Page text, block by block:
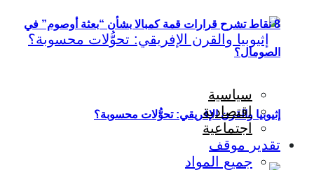
إثيوبيا والقرن الإفريقي: تحوُّلات محسوبة؟
8 نقاط تشرح قرارات قمة كمبالا بشأن “بعثة أوصوم” في
الصومال؟
سياسية
اقتصادية
اجتماعية
تقدير موقف
جميع المواد